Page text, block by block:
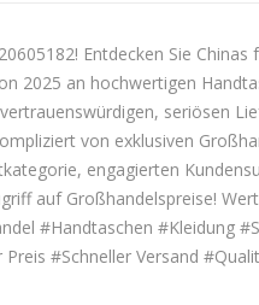
Entdecken Sie
2025 an hochwertigen
seriösen
von exklusiven
engagierten
auf Großhandelspreise!
#Handtaschen #Kleidung
#Schneller Versand